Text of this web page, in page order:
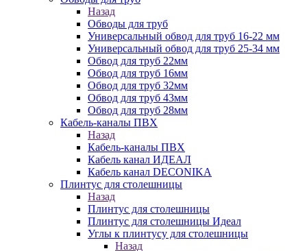
Назад
Обводы для труб
Универсальный обвод для труб 16-22 мм
Универсальный обвод для труб 25-34 мм
Обвод для труб 22мм
Обвод для труб 16мм
Обвод для труб 32мм
Обвод для труб 43мм
Обвод для труб 28мм
Кабель-каналы ПВХ
Назад
Кабель-каналы ПВХ
Кабель канал ИДЕАЛ
Кабель канал DECONIKA
Плинтус для столешницы
Назад
Плинтус для столешницы
Плинтус для столешницы Идеал
Углы к плинтусу для столешницы
Назад